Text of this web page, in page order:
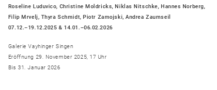
Roseline Luduvico, Christine Moldricks, Niklas Nitschke, Hannes Norberg,
Filip Mrvelj, Thyra Schmidt, Piotr Zamojski, Andrea Zaumseil
07.12.–19.12.2025 & 14.01.–06.02.2026
Galerie Vayhinger Singen
Eröffnung 29. November 2025, 17 Uhr
Bis 31. Januar 2026